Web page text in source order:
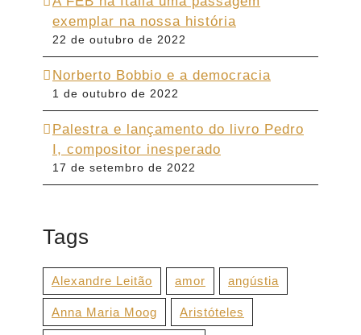
exemplar na nossa história
22 de outubro de 2022
Norberto Bobbio e a democracia
1 de outubro de 2022
Palestra e lançamento do livro Pedro
I, compositor inesperado
17 de setembro de 2022
Tags
Alexandre Leitão amor angústia
Anna Maria Moog Aristóteles